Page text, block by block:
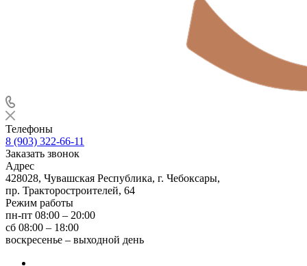
Телефоны
8 (903) 322-66-11
Заказать звонок
Адрес
428028, Чувашская Республика, г. Чебоксары,
пр. Тракторостроителей, 64
Режим работы
пн-пт 08:00 – 20:00
сб 08:00 – 18:00
воскресенье – выходной день